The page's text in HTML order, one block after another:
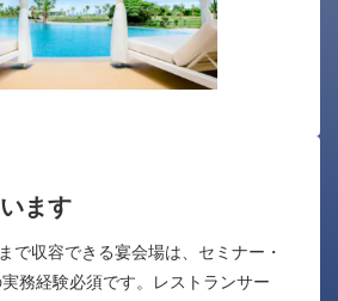
ます
で収容できる宴会場は、セミナー・
務経験必須です。レストランサー